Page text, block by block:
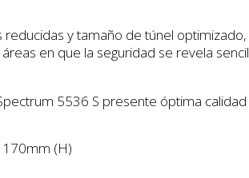
y tamaño de túnel
en que la seguridad se revela
5536 S presente óptima
(H)